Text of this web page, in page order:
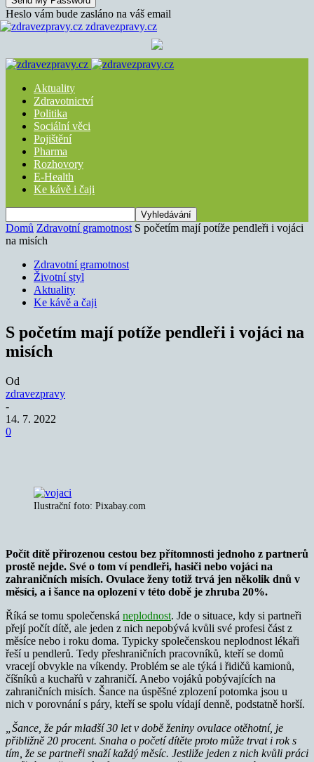
Heslo vám bude zasláno na váš email
zdravezpravy.cz
Aktuality
Zdravotnictví
Politika
Sociální věci
Pojištění
Pharma
Rozhovory
E-Health
Ke kávě i čaji
Domů Zdravotní gramotnost S početím mají potíže pendleři i vojáci
na misích
Zdravotní gramotnost
Životní styl
Aktuality
Ke kávě a čaji
S početím mají potíže pendleři i vojáci na
misích
Od
zdravezpravy
-
14. 7. 2022
0
Ilustrační foto: Pixabay.com
Počít dítě přirozenou cestou bez přítomnosti jednoho z partnerů
prostě nejde. Své o tom ví pendleři, hasiči nebo vojáci na
zahraničních misích. Ovulace ženy totiž trvá jen několik dnů v
měsíci, a i šance na oplození v této době je zhruba 20%.
Říká se tomu společenská neplodnost. Jde o situace, kdy si partneři
přejí počít dítě, ale jeden z nich nepobývá kvůli své profesi část z
měsíce nebo i roku doma. Typicky společenskou neplodnost lékaři
řeší u pendlerů. Tedy přeshraničních pracovníků, kteří se domů
vracejí obvykle na víkendy. Problém se ale týká i řidičů kamionů,
číšníků a kuchařů v zahraničí. Anebo vojáků pobývajících na
zahraničních misích. Šance na úspěšné zplození potomka jsou u
nich v porovnání s páry, kteří se spolu vídají denně, podstatně horší.
„Šance, že pár mladší 30 let v době ženiny ovulace otěhotní, je
přibližně 20 procent. Snaha o početí dítěte proto může trvat i rok s
tím, že se partneři snaží každý měsíc. Jestliže jeden z nich kvůli práci